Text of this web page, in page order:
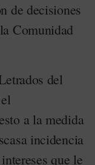
de decisiones
Comunidad
del
a la medida
incidencia
que le